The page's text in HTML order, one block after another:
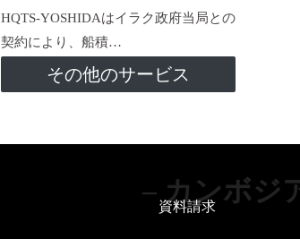
HQTS-YOSHIDAはイラク政府当局との
契約により、船積…
その他のサービス
– カンボジ
資料請求